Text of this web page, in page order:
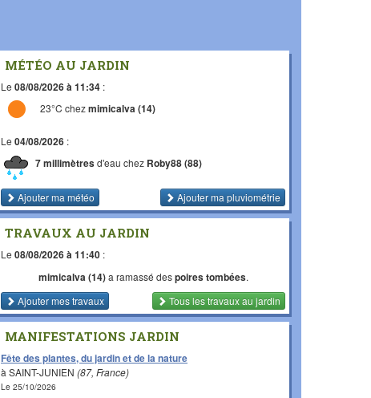
MÉTÉO AU JARDIN
Le 08/08/2026 à 11:34 :
23°C chezmimicalva (14)
Le 04/08/2026 :
7 millimètresd'eau chez Roby88 (88)
Ajouter ma météo Ajouter ma pluviométrie
TRAVAUX AU JARDIN
Le 08/08/2026 à 11:40 :
mimicalva (14)a ramassé despoires tombées.
Ajouter mes travaux
Tous les travauxau jardin
MANIFESTATIONS JARDIN
Fête des plantes, du jardin et de la nature
à SAINT-JUNIEN (87, France)
Le 25/10/2026